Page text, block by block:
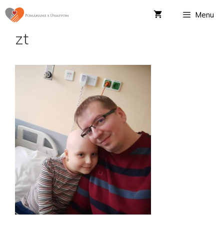
Menu
zt